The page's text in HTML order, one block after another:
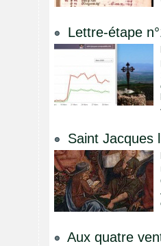
Lettre-étape
Saint Jacques
Aux quatre